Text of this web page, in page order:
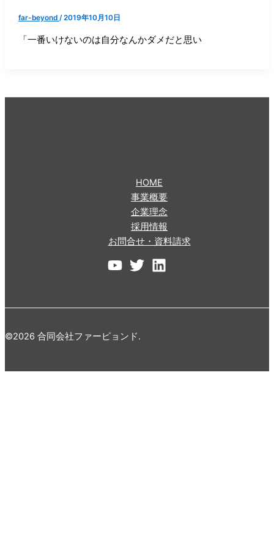
far-beyond /2019年10月10日
「一番いけないのは自分なんかダメだと思い
HOME
事業概要
企業理念
採用情報
お問合せ・資料請求
©2026 合同会社ファーピョンド.